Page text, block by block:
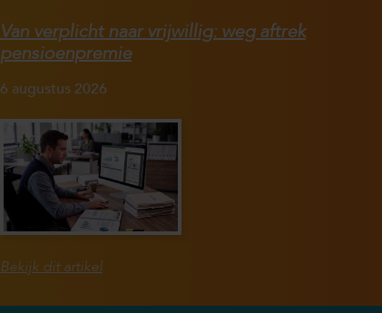
Van verplicht naar vrijwillig: weg aftrek
pensioenpremie
6 augustus 2026
Bekijk dit artikel